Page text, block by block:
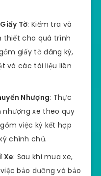
Tờ: Kiểm tra và
thiết cho quá trình
giấy tờ đăng ký,
và các tài liệu liên
Nhượng: Thực
xe theo quy
việc ký kết hợp
chính chủ.
Xe: Sau khi mua xe,
bảo dưỡng và bảo